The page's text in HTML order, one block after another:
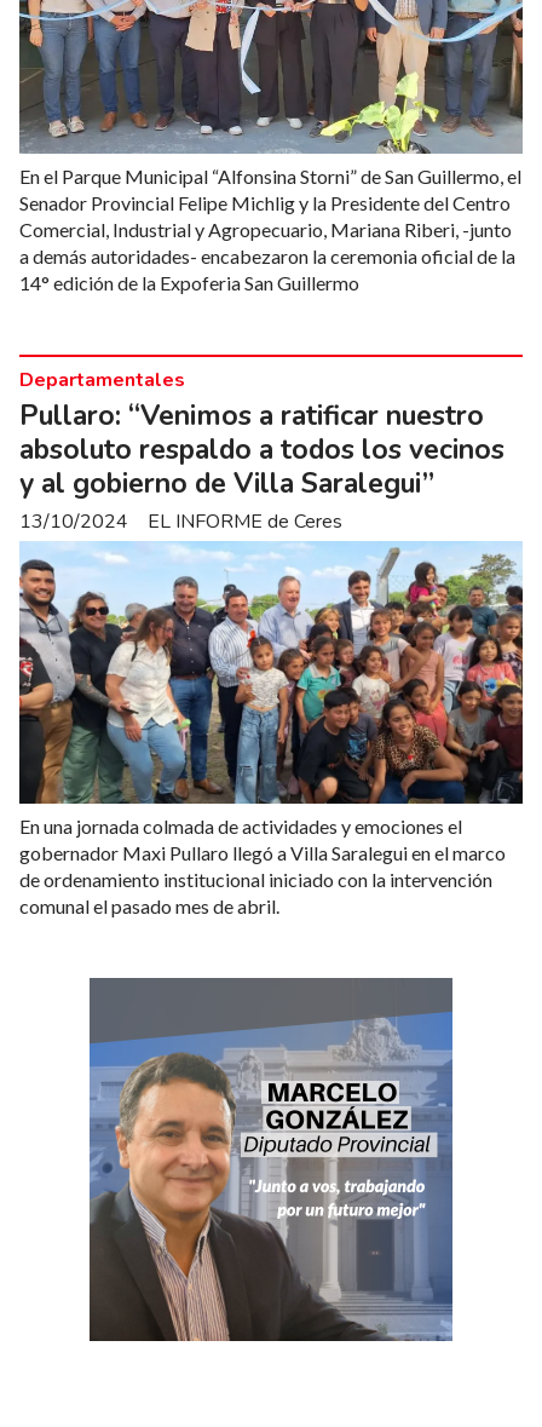
En el Parque Municipal “Alfonsina Storni” de San Guillermo, el
Senador Provincial Felipe Michlig y la Presidente del Centro
Comercial, Industrial y Agropecuario, Mariana Riberi, -junto
a demás autoridades- encabezaron la ceremonia oficial de la
14° edición de la Expoferia San Guillermo
Pullaro: “Venimos a ratificar nuestro
absoluto respaldo a todos los vecinos
y al gobierno de Villa Saralegui”
EL INFORME de Ceres
Departamentales
13/10/2024
En una jornada colmada de actividades y emociones el
gobernador Maxi Pullaro llegó a Villa Saralegui en el marco
de ordenamiento institucional iniciado con la intervención
comunal el pasado mes de abril.